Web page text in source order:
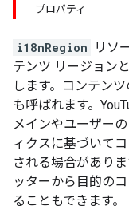
プロパティ
i18nRegion
リソ
テンツ リージョン
します。コンテン
も呼ばれます。
メインやユーザー
ィクスに基づいて
される場合があり
ッターから目的の
ることもできます。